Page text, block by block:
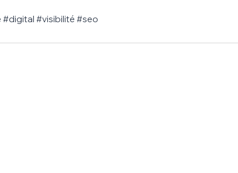
#digital #visibilité #seo